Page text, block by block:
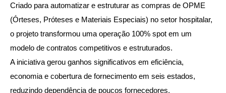
Criado para automatizar e estruturar as compras de OPME
(Órteses, Próteses e Materiais Especiais) no setor hospitalar,
o projeto transformou uma operação 100% spot em um
modelo de contratos competitivos e estruturados.
A iniciativa gerou ganhos significativos em eficiência,
economia e cobertura de fornecimento em seis estados,
reduzindo dependência de poucos fornecedores.